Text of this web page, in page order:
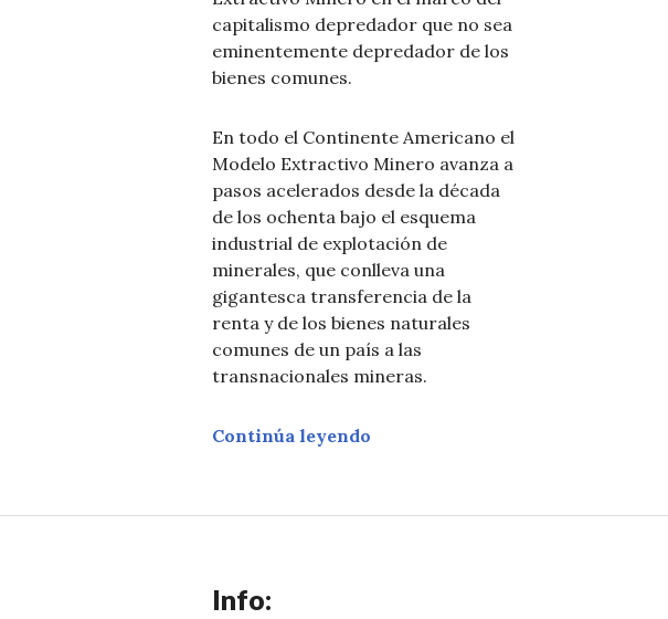
capitalismo depredador que no sea
eminentemente depredador de los
bienes comunes.
En todo el Continente Americano el
Modelo Extractivo Minero avanza a
pasos acelerados desde la década
de los ochenta bajo el esquema
industrial de explotación de
minerales, que conlleva una
gigantesca transferencia de la
renta y de los bienes naturales
comunes de un país a las
transnacionales mineras.
Continúa leyendo
Info: